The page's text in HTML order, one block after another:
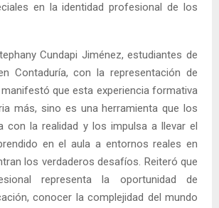
en la identidad profesional de los
Cundapi Jiménez, estudiantes de
Contaduría, con la representación de
que esta experiencia formativa
más, sino es una herramienta que los
con la realidad y los impulsa a llevar el
en el aula a entornos reales en
los verdaderos desafíos. Reiteró que
representa la oportunidad de
conocer la complejidad del mundo